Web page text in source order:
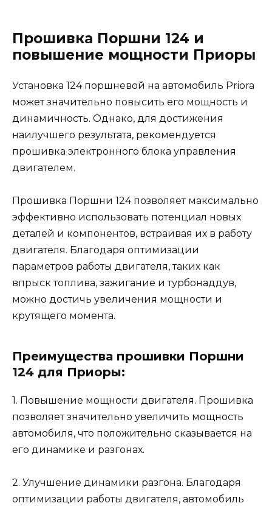
Прошивка Поршни 124 и
повышение мощности Приоры
Установка 124 поршневой на автомобиль Priora
может значительно повысить его мощность и
динамичность. Однако, для достижения
наилучшего результата, рекомендуется
прошивка электронного блока управления
двигателем.
Прошивка Поршни 124 позволяет максимально
эффективно использовать потенциал новых
деталей и компонентов, встраивая их в работу
двигателя. Благодаря оптимизации
параметров работы двигателя, таких как
впрыск топлива, зажигание и турбонаддув,
можно достичь увеличения мощности и
крутящего момента.
Преимущества прошивки Поршни
124 для Приоры:
1. Повышение мощности двигателя. Прошивка
позволяет значительно увеличить мощность
автомобиля, что положительно сказывается на
его динамике и разгонах.
2. Улучшение динамики разгона. Благодаря
оптимизации работы двигателя, автомобиль